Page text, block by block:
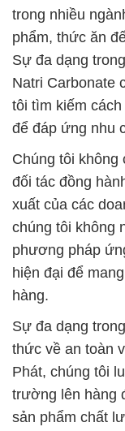
trong nhiều
phẩm, thức ăn
Sự đa dạng
Natri Carbonate
tôi tìm kiếm
để đáp ứng nhu
Chúng tôi không
đối tác đồng
xuất của các
chúng tôi không
phương pháp
hiện đại để
hàng.
Sự đa dạng
thức về an toàn
Phát, chúng tôi
trường lên hàng
sản phẩm chất